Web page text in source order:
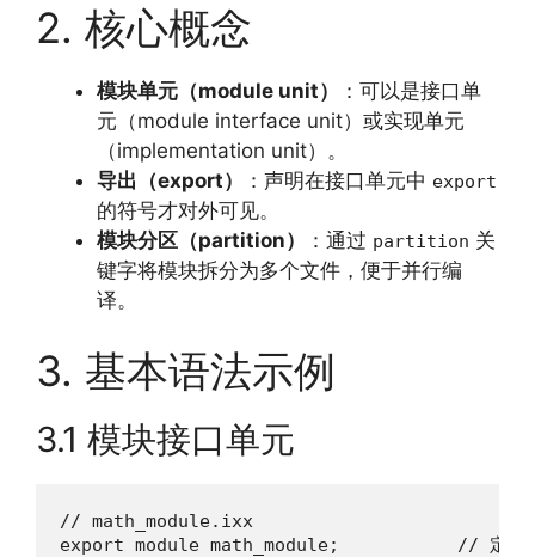
2. 核心概念
模块单元（module unit）
：可以是接口单
元（module interface unit）或实现单元
（implementation unit）。
导出（export）
：声明在接口单元中 export
的符号才对外可见。
模块分区（partition）
：通过 partition 关
键字将模块拆分为多个文件，便于并行编
译。
3. 基本语法示例
3.1 模块接口单元
// math_module.ixx
export module math_module;           // 定义